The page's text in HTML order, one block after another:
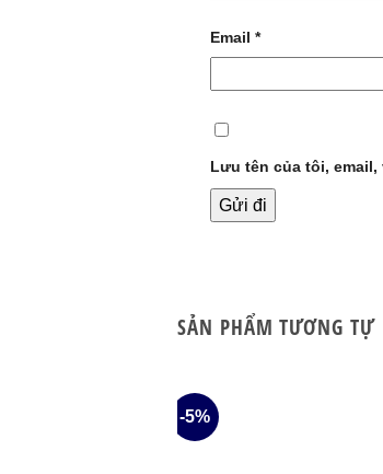
Email *
Lưu tên của tôi,
SẢN PHẨM TƯƠNG TỰ
-5%